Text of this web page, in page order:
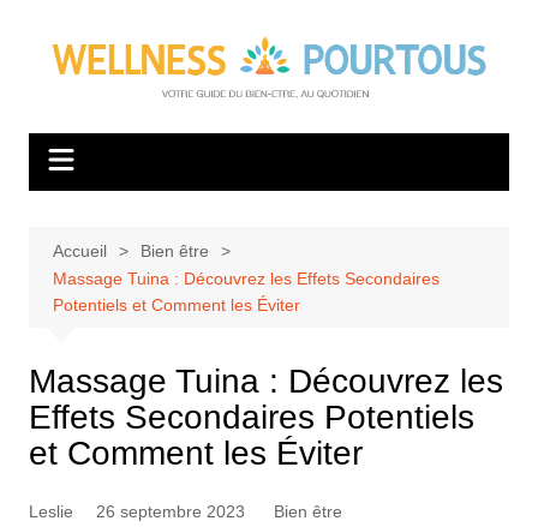
contenu
Accueil
Bien être
Massage Tuina : Découvrez les Effets Secondaires
Potentiels et Comment les Éviter
Massage Tuina : Découvrez les
Effets Secondaires Potentiels
et Comment les Éviter
Leslie 26 septembre 2023 Bien être